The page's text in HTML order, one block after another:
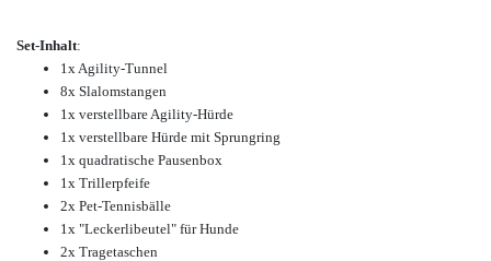
Set-Inhalt:
1x Agility-Tunnel
8x Slalomstangen
1x verstellbare Agility-Hürde
1x verstellbare Hürde mit Sprungring
1x quadratische Pausenbox
1x Trillerpfeife
2x Pet-Tennisbälle
1x "Leckerlibeutel" für Hunde
2x Tragetaschen